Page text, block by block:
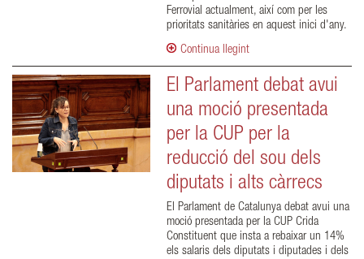
Ferrovial actualment, així com per les
prioritats sanitàries en aquest inici d'any.
Continua llegint
El Parlament debat avui
una moció presentada
per la CUP per la
reducció del sou dels
diputats i alts càrrecs
El Parlament de Catalunya debat avui una
moció presentada per la CUP Crida
Constituent que insta a rebaixar un 14%
els salaris dels diputats i diputades i dels